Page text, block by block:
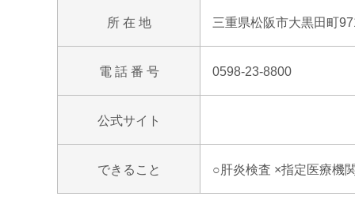
所 在 地 三重県松阪市大黒田町
電 話 番 号 0598-23-8800
公式サイト
できること ○肝炎検査 ×指定医療機